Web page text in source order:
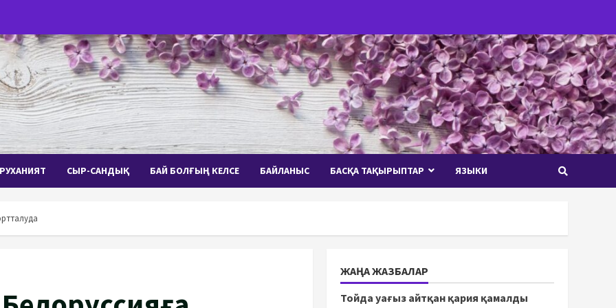
РУХАНИЯТ СЫР-САНДЫҚ БАЙ БОЛҒЫҢ КЕЛСЕ БАЙЛАНЫС БАСҚА ТАҚЫРЫПТАР ЯЗЫКИ
ЖАҢА ЖАЗБАЛАР
Тойда уағыз айтқан қария қамалды